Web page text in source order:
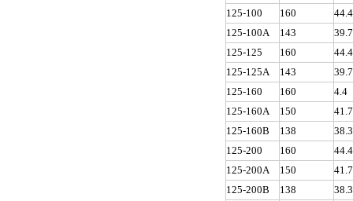
125-100
160
44.4
125-100A
143
39.7
125-125
160
44.4
125-125A
143
39.7
125-160
160
4.4
125-160A
150
41.7
125-160B
138
38.3
125-200
160
44.4
125-200A
150
41.7
125-200B
138
38.3